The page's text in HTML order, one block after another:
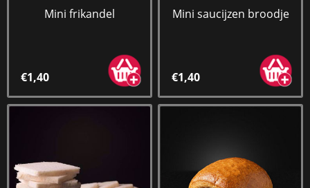
Mini frikandel
€1,40
Mini saucijzen broodje
€1,40